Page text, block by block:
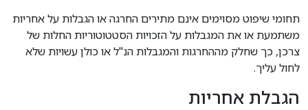
תחומי שיפוט מסוימים אינם מתירים החרגה או הגבלות על אחריות
משתמעת או את המגבלות על הזכויות הסטטוטוריות החלות של
צרכן, כך שחלק מההחרגות והמגבלות הנ"ל או כולן עשויות שלא
לחול עליך.
הגבלת אחריות